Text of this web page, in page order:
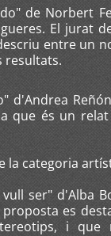
de Norbert
El jurat
entre un
resultats.
d'Andrea
que és un
la categoria
vull ser" d'Alba
es
i que